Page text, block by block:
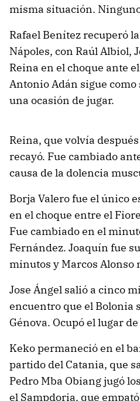
misma situación.
Rafael Benítez recuperó
Nápoles, con Raúl Albiol,
Reina en el choque ante
Antonio Adán sigue como
una ocasión de jugar.
Reina, que volvía
recayó. Fue cambiado
causa de la dolencia
Borja Valero fue el único
en el choque entre el
Fue cambiado en el
Fernández. Joaquín fue
minutos y Marcos Alonso
Jose Ángel salió a cinco
encuentro que el Bolonia
Génova. Ocupó el lugar
Keko permaneció en el
partido del Catania, que
Pedro Mba Obiang jugó
el Sampdoria, que